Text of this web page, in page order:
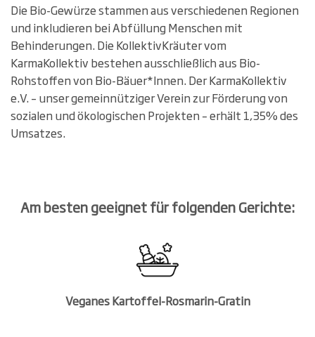
Die Bio-Gewürze stammen aus verschiedenen Regionen
und inkludieren bei Abfüllung Menschen mit
Behinderungen. Die KollektivKräuter vom
KarmaKollektiv bestehen ausschließlich aus Bio-
Rohstoffen von Bio-Bäuer*Innen. Der KarmaKollektiv
e.V. – unser gemeinnütziger Verein zur Förderung von
sozialen und ökologischen Projekten – erhält 1,35% des
Umsatzes.
Am besten geeignet für folgenden Gerichte:
Veganes Kartoffel-Rosmarin-Gratin